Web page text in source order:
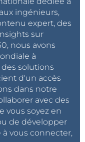
ingénieurs,
expert, des
sur
nous avons
à
solutions
d'un accès
dans notre
avec des
vous soyez en
de développer
vous connecter,